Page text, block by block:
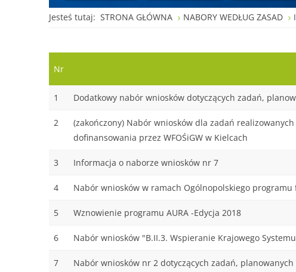
Jesteś tutaj: STRONA GŁÓWNA NABORY WEDŁUG ZASAD
Nr
1 Dodatkowy nabór wniosków dotyczących zadań,
2
(zakończony) Nabór wniosków dla zadań
dofinansowania przez WFOŚiGW w Kielcach
3 Informacja o naborze wniosków nr 7
4 Nabór wniosków w ramach Ogólnopolskiego programu
5 Wznowienie programu AURA -Edycja 2018
6 Nabór wniosków "B.II.3. Wspieranie Krajowego
7 Nabór wniosków nr 2 dotyczących zadań,